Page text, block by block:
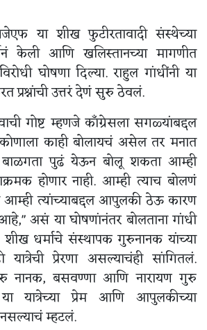
या शीख फुटीरतावादी संस्थेच्या
केली आणि खलिस्तानच्या मागणीत
घोषणा दिल्या. राहुल गांधींनी या
प्रश्नांची उत्तरं देणं सुरु ठेवलं.
गोष्ट म्हणजे काँग्रेसला सगळ्यांबद्दल
काही बोलायचं असेल तर मनात
पुढं येऊन बोलू शकता आम्ही
होणार नाही. आम्ही त्याच बोलणं
त्यांच्याबद्दल आपुलकी ठेऊ कारण
असं या घोषणांनंतर बोलताना गांधी
शीख धर्माचे संस्थापक गुरुनानक यांच्या
यात्रेची प्रेरणा असल्याचंही सांगितलं.
नानक, बसवण्णा आणि नारायण गुरु
यात्रेच्या प्रेम आणि आपुलकीच्या
म्हटलं.